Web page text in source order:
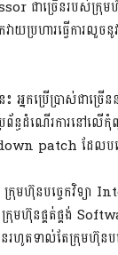
ជាច្រើនរបស់ក្រុ
វាយប្រហារធ្វើកា
អ្នកប្រើប្រាស់ជាច្រ
ធដំណើរការនៅលើកុំព្
patch ដែល
ក្រុមហ៊ុនបច្ចេកវិទ្យ
រុមហ៊ុនផ្គត់ផ្គង់
ហូតទាល់តែក្រុមហ៊ុនប